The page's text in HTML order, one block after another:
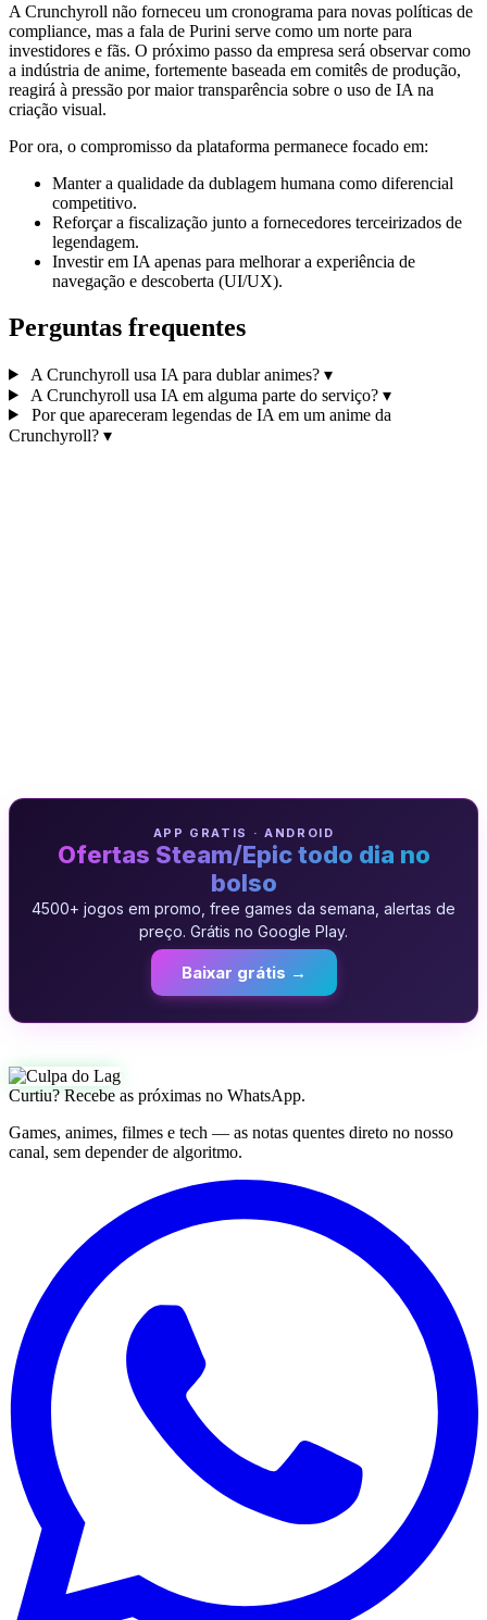
A Crunchyroll não forneceu um cronograma para novas políticas de
compliance, mas a fala de Purini serve como um norte para
investidores e fãs. O próximo passo da empresa será observar como
a indústria de anime, fortemente baseada em comitês de produção,
reagirá à pressão por maior transparência sobre o uso de IA na
criação visual.
Por ora, o compromisso da plataforma permanece focado em:
Manter a qualidade da dublagem humana como diferencial
competitivo.
Reforçar a fiscalização junto a fornecedores terceirizados de
legendagem.
Investir em IA apenas para melhorar a experiência de
navegação e descoberta (UI/UX).
Perguntas frequentes
A Crunchyroll usa IA para dublar animes? ▾
A Crunchyroll usa IA em alguma parte do serviço? ▾
Por que apareceram legendas de IA em um anime da
Crunchyroll? ▾
APP GRATIS · ANDROID
Ofertas Steam/Epic todo dia no
bolso
4500+ jogos em promo, free games da semana, alertas de
preço. Grátis no Google Play.
Baixar grátis →
Curtiu? Recebe as próximas no WhatsApp.
Games, animes, filmes e tech — as notas quentes direto no nosso
canal, sem depender de algoritmo.